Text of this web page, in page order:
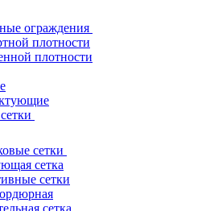
ограждения
плотности
плотности
сетки
сетка
сетки
сетка